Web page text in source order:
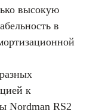
высокую
в
к
Nordman RS2